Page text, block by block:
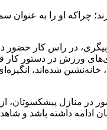
چراکه او را به
در راس کار حضور
ورزش در دستور کار
شده‌اند،
منازل پیشکسوتان، از
ادامه داشته باشد